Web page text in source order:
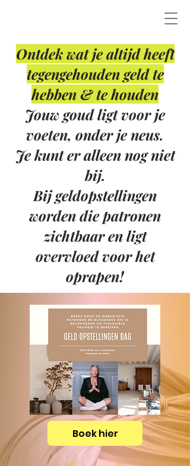
Ontdek wat je altijd heeft
tegengehouden geld te
hebben & te houden
Jouw goud ligt voor je
voeten, onder je neus.
Je kunt er alleen nog niet
bij.
Bij geldopstellingen
worden die patronen
zichtbaar en ligt
overvloed voor het
oprapen!
Boek hier